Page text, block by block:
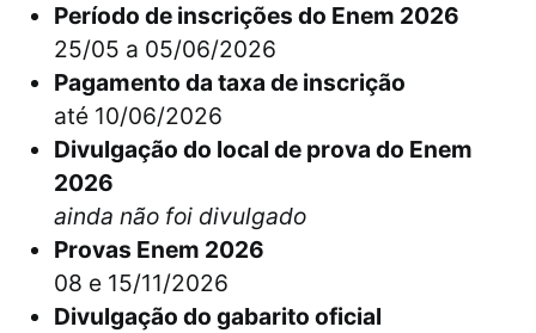
Período de inscrições do Enem 2026
25/05 a 05/06/2026
Pagamento da taxa de inscrição
até 10/06/2026
Divulgação do local de prova do Enem
2026
ainda não foi divulgado
Provas Enem 2026
08 e 15/11/2026
Divulgação do gabarito oficial